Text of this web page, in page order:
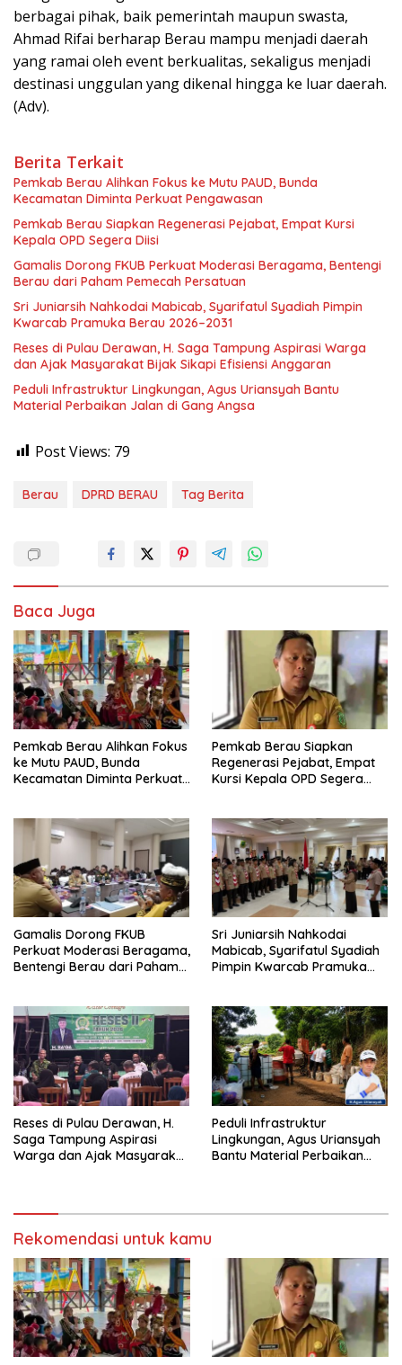
berbagai pihak, baik pemerintah maupun swasta,
Ahmad Rifai berharap Berau mampu menjadi daerah
yang ramai oleh event berkualitas, sekaligus menjadi
destinasi unggulan yang dikenal hingga ke luar daerah.
(Adv).
Berita Terkait
Pemkab Berau Alihkan Fokus ke Mutu PAUD, Bunda
Kecamatan Diminta Perkuat Pengawasan
Pemkab Berau Siapkan Regenerasi Pejabat, Empat Kursi
Kepala OPD Segera Diisi
Gamalis Dorong FKUB Perkuat Moderasi Beragama, Bentengi
Berau dari Paham Pemecah Persatuan
Sri Juniarsih Nahkodai Mabicab, Syarifatul Syadiah Pimpin
Kwarcab Pramuka Berau 2026–2031
Reses di Pulau Derawan, H. Saga Tampung Aspirasi Warga
dan Ajak Masyarakat Bijak Sikapi Efisiensi Anggaran
Peduli Infrastruktur Lingkungan, Agus Uriansyah Bantu
Material Perbaikan Jalan di Gang Angsa
Post Views: 79
Berau DPRD BERAU Tag Berita
Baca Juga
Pemkab Berau Alihkan Fokus
ke Mutu PAUD, Bunda
Kecamatan Diminta Perkuat
Pemkab Berau Siapkan
Regenerasi Pejabat, Empat
Kursi Kepala OPD Segera
Gamalis Dorong FKUB
Perkuat Moderasi Beragama,
Bentengi Berau dari Paham
Sri Juniarsih Nahkodai
Mabicab, Syarifatul Syadiah
Pimpin Kwarcab Pramuka
Reses di Pulau Derawan, H.
Saga Tampung Aspirasi
Warga dan Ajak Masyarakat
Peduli Infrastruktur
Lingkungan, Agus Uriansyah
Bantu Material Perbaikan
Rekomendasi untuk kamu